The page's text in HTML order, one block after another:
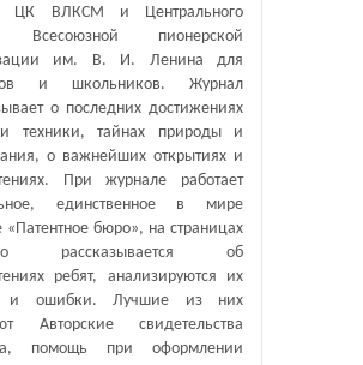
ЦК ВЛКСМ и Центрального
Всесоюзной пионерской
им. В. И. Ленина для
и школьников. Журнал
о последних достижениях
техники, тайнах природы и
о важнейших открытиях и
При журнале работает
единственное в мире
«Патентное бюро», на страницах
рассказывается об
ребят, анализируются их
и ошибки. Лучшие из них
Авторские свидетельства
помощь при оформлении